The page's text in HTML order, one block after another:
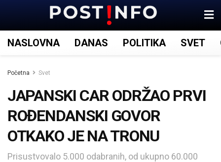
NASLOVNA DANAS POLITIKA SVET
Početna Svet
JAPANSKI CAR ODRŽAO PRVI
ROĐENDANSKI GOVOR
OTKAKO JE NA TRONU
Prisustvovalo 5.000 odabranih, od ukupno 60.000